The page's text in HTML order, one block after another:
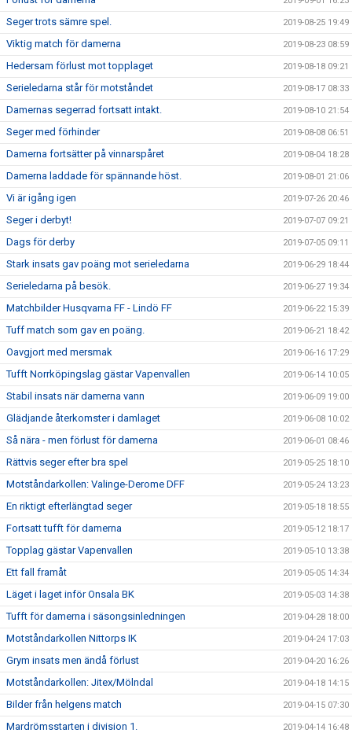
Seger trots sämre spel. 2019-08-25 19:49
Viktig match för damerna 2019-08-23 08:59
Hedersam förlust mot topplaget 2019-08-18 09:21
Serieledarna står för motståndet 2019-08-17 08:33
Damernas segerrad fortsatt intakt. 2019-08-10 21:54
Seger med förhinder 2019-08-08 06:51
Damerna fortsätter på vinnarspåret 2019-08-04 18:28
Damerna laddade för spännande höst. 2019-08-01 21:06
Vi är igång igen 2019-07-26 20:46
Seger i derbyt! 2019-07-07 09:21
Dags för derby 2019-07-05 09:11
Stark insats gav poäng mot serieledarna 2019-06-29 18:44
Serieledarna på besök. 2019-06-27 19:34
Matchbilder Husqvarna FF - Lindö FF 2019-06-22 15:39
Tuff match som gav en poäng. 2019-06-21 18:42
Oavgjort med mersmak 2019-06-16 17:29
Tufft Norrköpingslag gästar Vapenvallen 2019-06-14 10:05
Stabil insats när damerna vann 2019-06-09 19:00
Glädjande återkomster i damlaget 2019-06-08 10:02
Så nära - men förlust för damerna 2019-06-01 08:46
Rättvis seger efter bra spel 2019-05-25 18:10
Motståndarkollen: Valinge-Derome DFF 2019-05-24 13:23
En riktigt efterlängtad seger 2019-05-18 18:55
Fortsatt tufft för damerna 2019-05-12 18:17
Topplag gästar Vapenvallen 2019-05-10 13:38
Ett fall framåt 2019-05-05 14:34
Läget i laget inför Onsala BK 2019-05-03 14:38
Tufft för damerna i säsongsinledningen 2019-04-28 18:00
Motståndarkollen Nittorps IK 2019-04-24 17:03
Grym insats men ändå förlust 2019-04-20 16:26
Motståndarkollen: Jitex/Mölndal 2019-04-18 14:15
Bilder från helgens match 2019-04-15 07:30
Mardrömsstarten i division 1. 2019-04-14 16:48